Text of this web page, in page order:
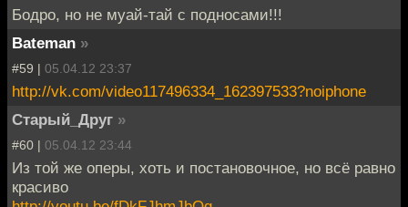
Бодро, но не муай-тай с подносами!!!
Bateman »
#59 | 05.04.12 23:37
http://vk.com/video117496334_162397533?noiphone
Старый_Друг »
#60 | 05.04.12 23:44
Из той же оперы, хоть и постановочное, но всё равно
красиво